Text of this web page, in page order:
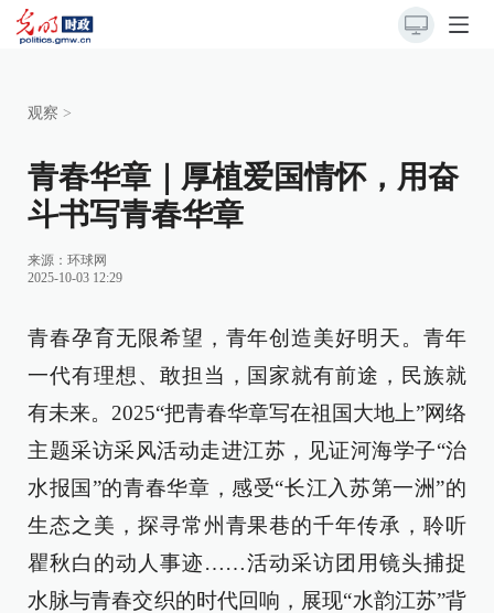
观察 >
青春华章｜厚植爱国情怀，用奋
斗书写青春华章
来源： 环球网
2025-10-03 12:29
青春孕育无限希望，青年创造美好明天。青年
一代有理想、敢担当，国家就有前途，民族就
有未来。2025“把青春华章写在祖国大地上”网络
主题采访采风活动走进江苏，见证河海学子“治
水报国”的青春华章，感受“长江入苏第一洲”的
生态之美，探寻常州青果巷的千年传承，聆听
瞿秋白的动人事迹……活动采访团用镜头捕捉
水脉与青春交织的时代回响，展现“水韵江苏”背